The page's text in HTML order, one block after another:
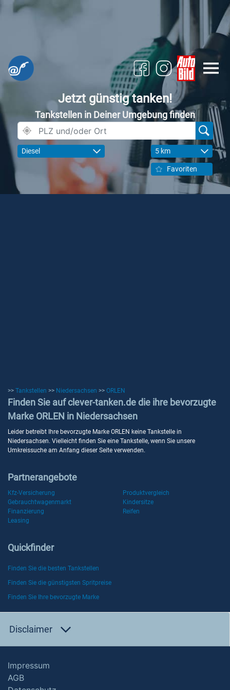
Jetzt günstig tanken!
Tankstellen in Deiner Umgebung finden
Diesel 5 km
Favoriten
>> Tankstellen >> Niedersachsen >> ORLEN
Finden Sie auf clever-tanken.de die ihre bevorzugte
Marke ORLEN in Niedersachsen
Leider betreibt Ihre bevorzugte Marke ORLEN keine Tankstelle in
Niedersachsen. Vielleicht finden Sie eine Tankstelle, wenn Sie unsere
Umkreissuche am Anfang dieser Seite verwenden.
Partnerangebote
Kfz-Versicherung
Produktvergleich
Gebrauchtwagenmarkt
Kindersitze
Finanzierung
Reifen
Leasing
Quickfinder
Finden Sie die besten Tankstellen
Finden Sie die günstigsten Spritpreise
Finden Sie Ihre bevorzugte Marke
Disclaimer
Impressum
AGB